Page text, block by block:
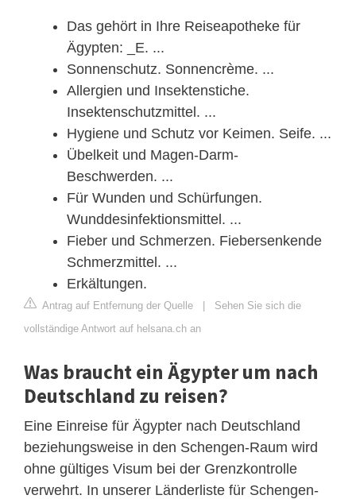
Das gehört in Ihre Reiseapotheke für
Ägypten: _E. ...
Sonnenschutz. Sonnencrème. ...
Allergien und Insektenstiche.
Insektenschutzmittel. ...
Hygiene und Schutz vor Keimen. Seife. ...
Übelkeit und Magen-Darm-
Beschwerden. ...
Für Wunden und Schürfungen.
Wunddesinfektionsmittel. ...
Fieber und Schmerzen. Fiebersenkende
Schmerzmittel. ...
Erkältungen.
Antrag auf Entfernung der Quelle | Sehen Sie sich die
vollständige Antwort auf helsana.ch an
Was braucht ein Ägypter um nach
Deutschland zu reisen?
Eine Einreise für Ägypter nach Deutschland
beziehungsweise in den Schengen-Raum wird
ohne gültiges Visum bei der Grenzkontrolle
verwehrt. In unserer Länderliste für Schengen-